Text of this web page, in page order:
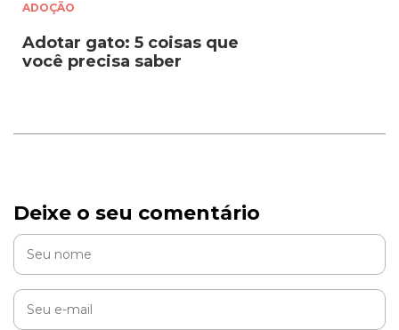
ADOÇÃO
Adotar gato: 5 coisas que
você precisa saber
Deixe o seu comentário